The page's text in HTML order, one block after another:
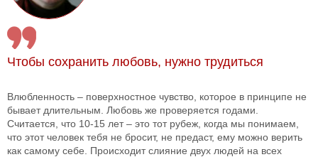
Чтобы сохранить любовь, нужно трудиться
Влюбленность – поверхностное чувство, которое в принципе не
бывает длительным. Любовь же проверяется годами.
Считается, что 10-15 лет – это тот рубеж, когда мы понимаем,
что этот человек тебя не бросит, не предаст, ему можно верить
как самому себе. Происходит слияние двух людей на всех